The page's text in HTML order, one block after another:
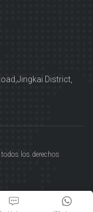
District,
los derechos